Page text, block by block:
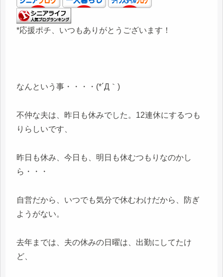
*応援ポチ、いつもありがとうございます！
なんという事・・・・(*´Д｀)
不仲な夫は、昨日も休みでした。12連休にするつも
りらしいです、
昨日も休み、今日も、明日も休むつもりなのかし
ら・・・
自営だから、いつでも気分で休むわけだから、防ぎ
ようがない。
去年までは、夫の休みの日曜は、出勤にしてたけ
ど、